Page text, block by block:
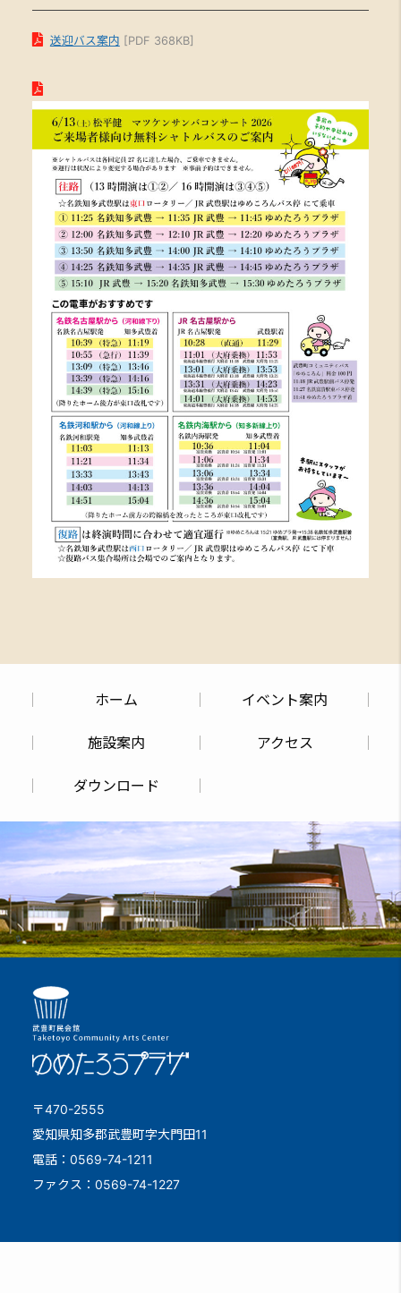
送迎バス案内 [PDF 368KB]
ホーム イベント案内
施設案内 アクセス
ダウンロード
〒470-2555
愛知県知多郡武豊町字大門田11
電話：0569-74-1211
ファクス：0569-74-1227